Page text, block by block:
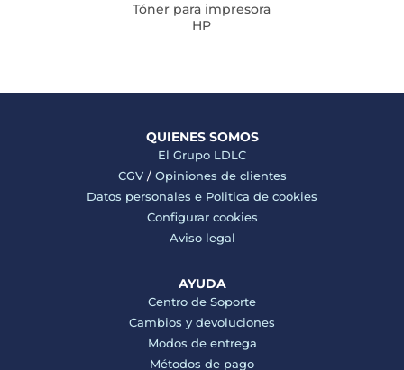
Tóner para impresora
HP
QUIENES SOMOS
El Grupo LDLC
CGV/ Opiniones de clientes
Datos personales e Politica de cookies
Configurar cookies
Aviso legal
AYUDA
Centro de Soporte
Cambios y devoluciones
Modos de entrega
Métodos de pago